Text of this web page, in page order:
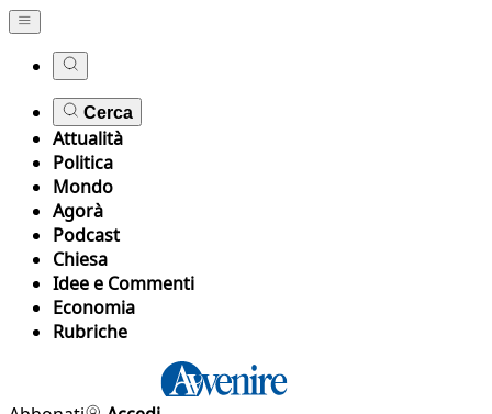
Cerca
Attualità
Politica
Mondo
Agorà
Podcast
Chiesa
Idee e Commenti
Economia
Rubriche